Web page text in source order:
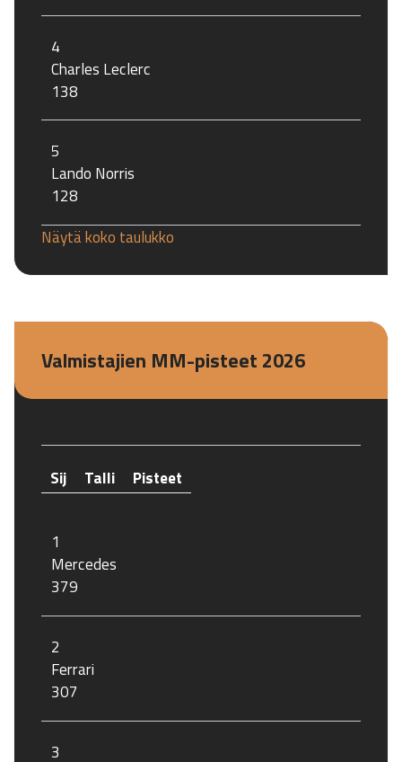
4
Charles Leclerc
138
5
Lando Norris
128
Näytä koko taulukko
Valmistajien MM-pisteet 2026
Sij Talli Pisteet
1
Mercedes
379
2
Ferrari
307
3